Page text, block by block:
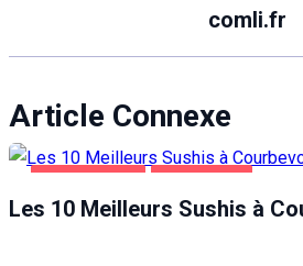
comli.fr
Article Connexe
Les 10 Meilleurs Sushis à